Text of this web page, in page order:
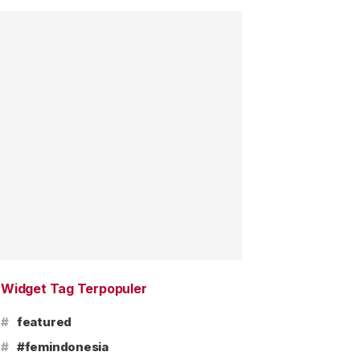
Widget Tag Terpopuler
# featured
# #femindonesia